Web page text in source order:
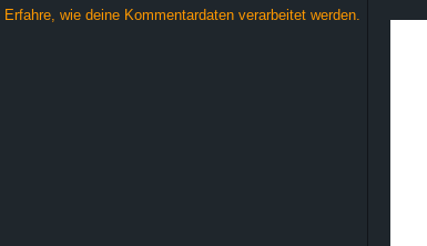
Erfahre, wie deine Kommentardaten verarbeitet werden.